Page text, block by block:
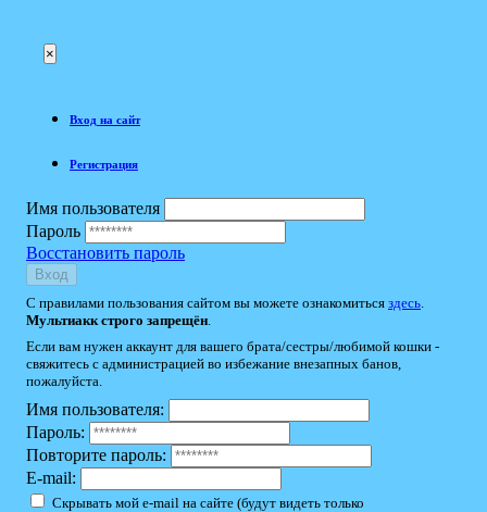
×
Вход на сайт
Регистрация
Имя пользователя
Пароль
Восстановить пароль
Вход
С правилами пользования сайтом вы можете ознакомиться здесь
Мультиакк строго запрещён
Если вам нужен аккаунт для вашего брата/сестры/любимой кошки -
свяжитесь с администрацией во избежание внезапных банов,
пожалуйста.
Имя пользователя:
Пароль:
Повторите пароль:
E-mail:
Скрывать мой e-mail на сайте (будут видеть только